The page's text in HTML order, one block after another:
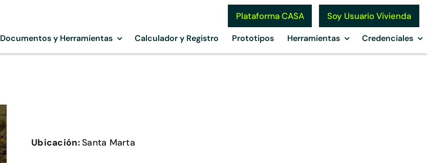
Plataforma CASA Soy Usuario Vivienda
Documentos y Herramientas Calculador y Registro Prototipos Herramientas Credenciales
Ubicación:Santa Marta